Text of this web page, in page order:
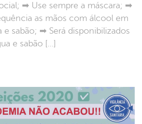
➡ Use sempre a máscara; ➡
as mãos com álcool em
e sabão; ➡ Será disponibilizados
e sabão […]